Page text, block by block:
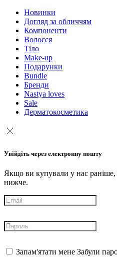
Новинки
Догляд за обличчям
Компоненти
Волосся
Тіло
Make-up
Подарунки
Bundle
Бренди
Nastya loves
Sale
Дерматокосметика
Увійдіть через електронну пошту
Якщо ви купували у нас раніше,
нижче.
Запам'ятати мене Забули